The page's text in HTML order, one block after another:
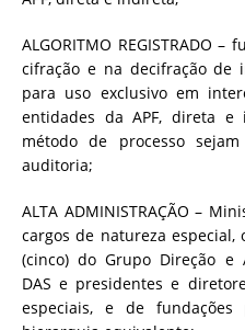
ALGORITMO REGISTRADO
cifração e na decifração de
para uso exclusivo em
entidades da APF, direta
método de processo
auditoria;
ALTA ADMINISTRAÇÃO –
cargos de natureza
(cinco) do Grupo Direção e
DAS e presidentes e
especiais, e de